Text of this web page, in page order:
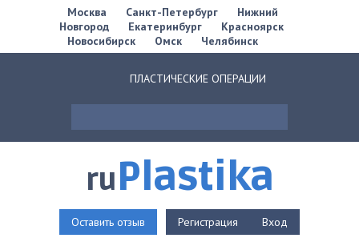
Москва Санкт-Петербург
Нижний
Новгород
Екатеринбург
Красноярск
Новосибирск
Омск Челябинск
ПЛАСТИЧЕСКИЕ ОПЕРАЦИИ
ruPlastika
Оставить отзыв Регистрация Вход